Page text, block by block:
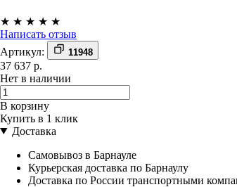
★ ★ ★ ★ ★
Написать отзыв
Артикул:
11948
37 637 р.
Нет в наличии
В корзину
Купить в 1 клик
Доставка
Самовывоз в Барнауле
Курьерская доставка по Барнаулу
Доставка по России транспортными